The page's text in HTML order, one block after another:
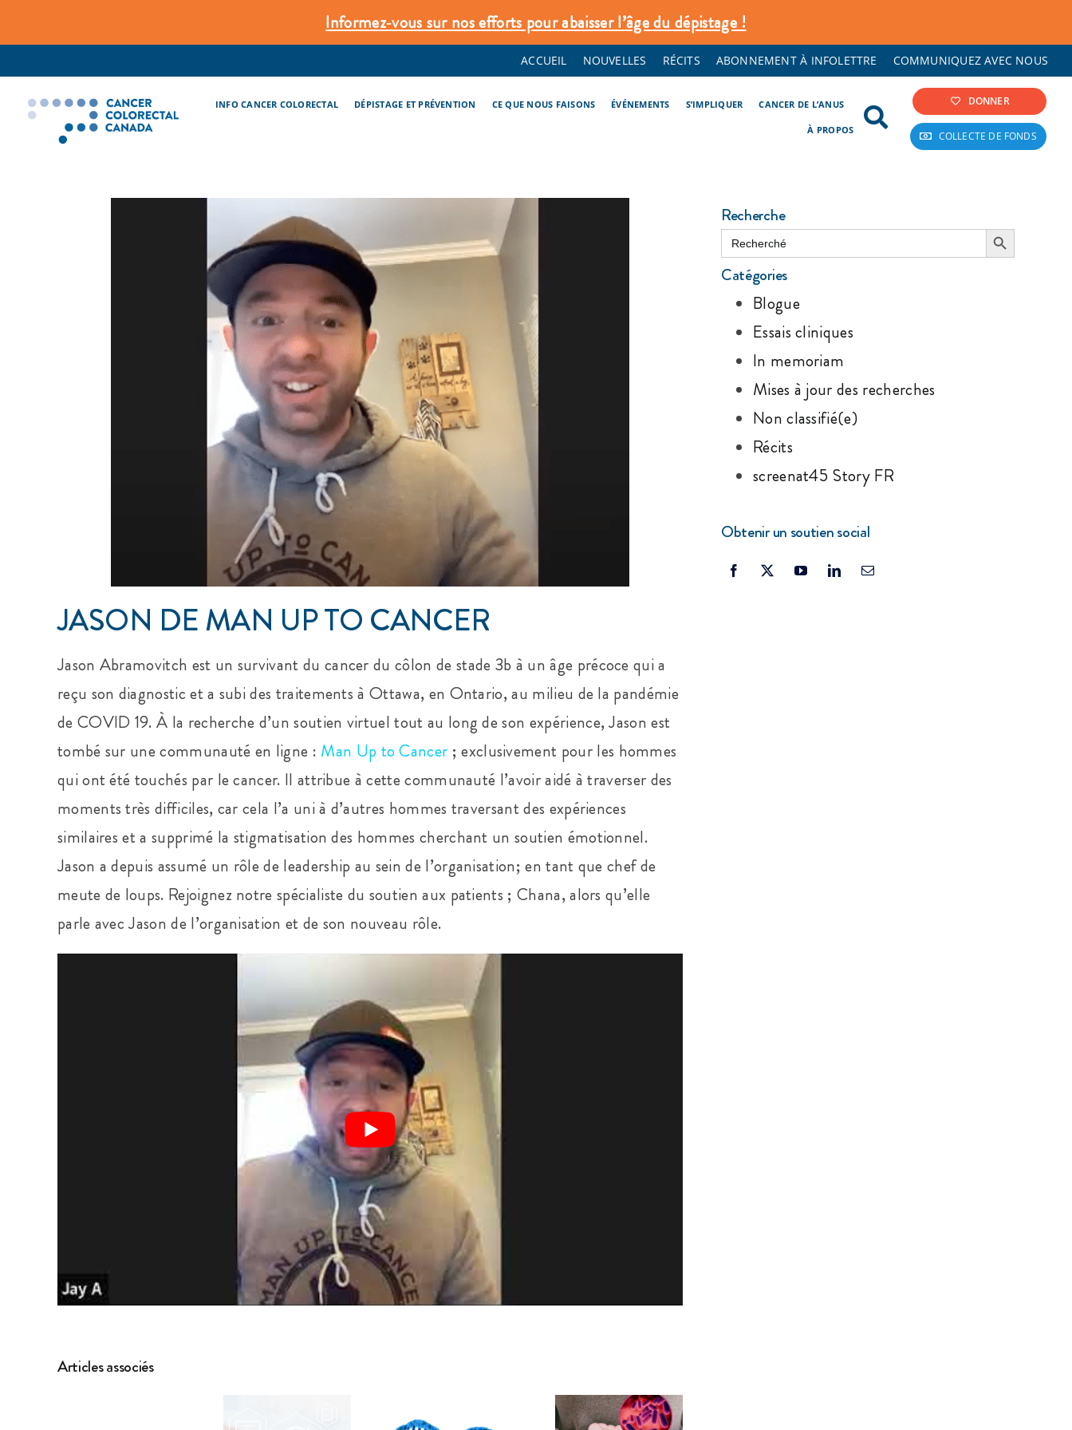
to
content
Informez‑vous sur nos efforts pour abaisser l’âge du dépistage !
ACCUEIL NOUVELLES RÉCITS ABONNEMENT À INFOLETTRE COMMUNIQUEZ AVEC NOUS
INFO CANCER COLORECTAL DÉPISTAGE ET PRÉVENTION CE QUE NOUS FAISONS ÉVÉNEMENTS S’IMPLIQUER CANCER DE L’ANUS
À PROPOS
DONNER
COLLECTE DE FONDS
JASON DE MAN UP TO CANCER
Jason Abramovitch est un survivant du cancer du côlon de stade 3b à un âge précoce qui a
reçu son diagnostic et a subi des traitements à Ottawa, en Ontario, au milieu de la pandémie
de COVID 19. À la recherche d’un soutien virtuel tout au long de son expérience, Jason est
tombé sur une communauté en ligne : Man Up to Cancer ; exclusivement pour les hommes
qui ont été touchés par le cancer. Il attribue à cette communauté l’avoir aidé à traverser des
moments très difficiles, car cela l’a uni à d’autres hommes traversant des expériences
similaires et a supprimé la stigmatisation des hommes cherchant un soutien émotionnel.
Jason a depuis assumé un rôle de leadership au sein de l’organisation; en tant que chef de
meute de loups. Rejoignez notre spécialiste du soutien aux patients ; Chana, alors qu’elle
parle avec Jason de l’organisation et de son nouveau rôle.
Articles associés
Recherche
Search
for:
Search Button
Catégories
Blogue
Essais cliniques
In memoriam
Mises à jour des recherches
Non classifié(e)
Récits
screenat45 Story FR
Obtenir un soutien social